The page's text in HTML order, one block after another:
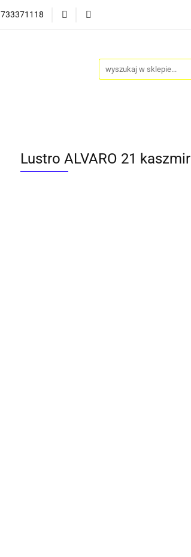
733371118
LAMPY AKCESORIA
Lustro ALVARO 21 kaszmir